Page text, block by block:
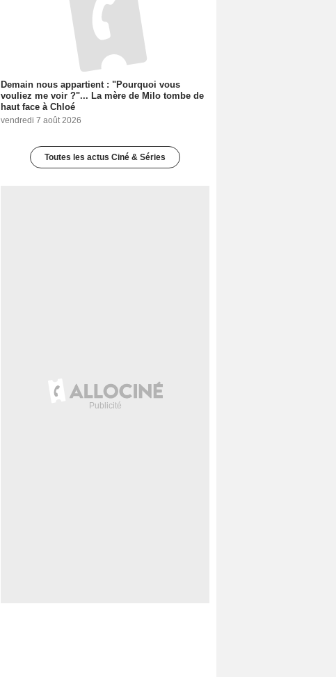
Demain nous appartient : "Pourquoi vous
vouliez me voir ?"... La mère de Milo tombe de
haut face à Chloé
vendredi 7 août 2026
Toutes les actus Ciné & Séries